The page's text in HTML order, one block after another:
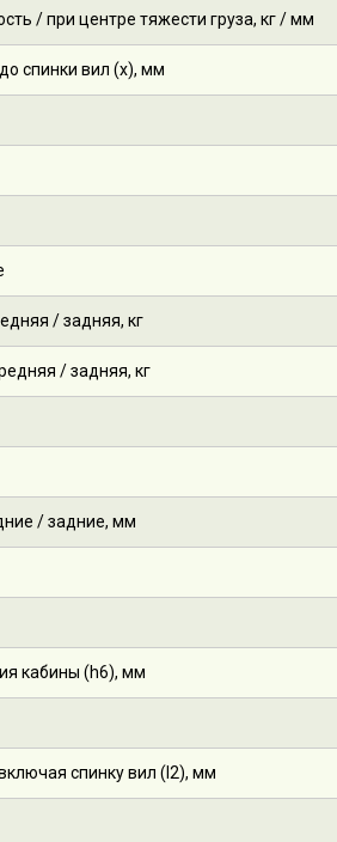
/ при центре тяжести груза, кг / мм
спинки вил (x), мм
/ задняя, кг
/ задняя, кг
/ задние, мм
кабины (h6), мм
спинку вил (l2), мм